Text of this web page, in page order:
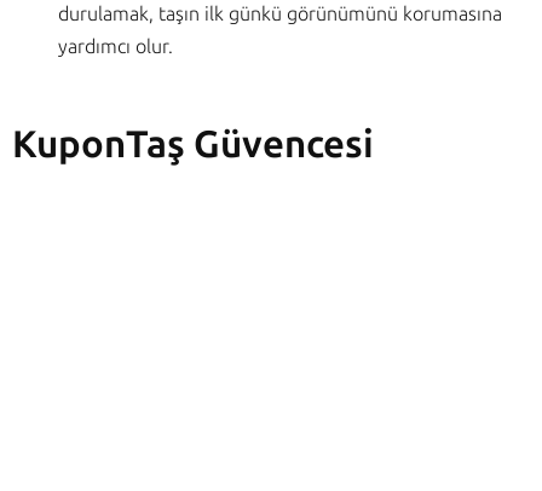
durulamak, taşın ilk günkü görünümünü korumasına
yardımcı olur.
KuponTaş Güvencesi